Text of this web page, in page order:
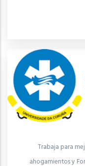
Trabaja para
ahogamientos y